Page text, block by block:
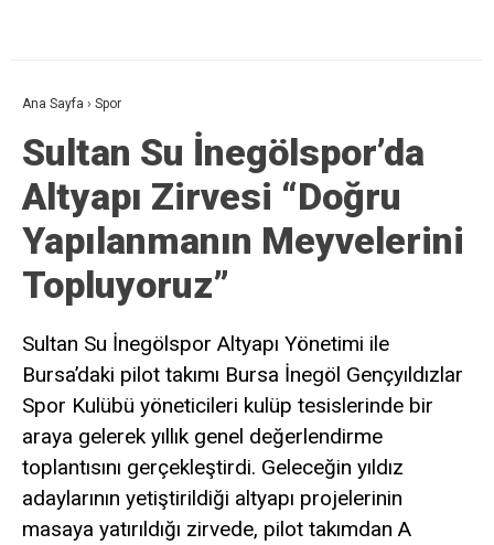
Ana Sayfa › Spor
Sultan Su İnegölspor’da
Altyapı Zirvesi “Doğru
Yapılanmanın Meyvelerini
Topluyoruz”
Sultan Su İnegölspor Altyapı Yönetimi ile
Bursa’daki pilot takımı Bursa İnegöl Gençyıldızlar
Spor Kulübü yöneticileri kulüp tesislerinde bir
araya gelerek yıllık genel değerlendirme
toplantısını gerçekleştirdi. Geleceğin yıldız
adaylarının yetiştirildiği altyapı projelerinin
masaya yatırıldığı zirvede, pilot takımdan A